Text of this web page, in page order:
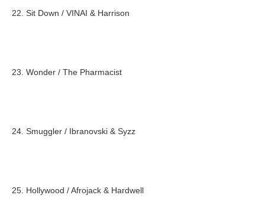
22. Sit Down / VINAI & Harrison
23. Wonder / The Pharmacist
24. Smuggler / Ibranovski & Syzz
25. Hollywood / Afrojack & Hardwell